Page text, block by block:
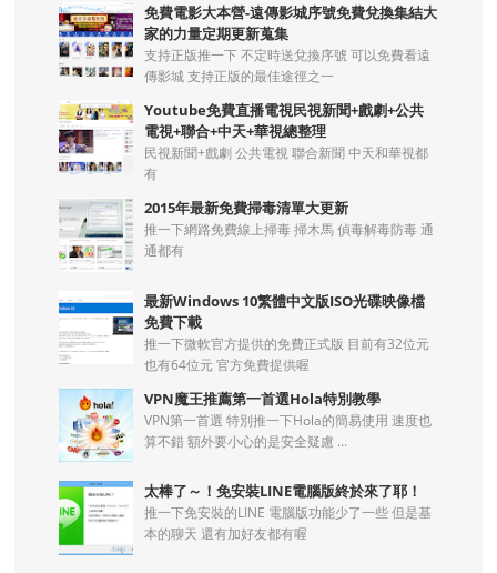
免費電影大本營-遠傳影城序號免費兌換集結大
家的力量定期更新蒐集
支持正版推一下 不定時送兌換序號 可以免費看遠
傳影城 支持正版的最佳途徑之一
Youtube免費直播電視民視新聞+戲劇+公共
電視+聯合+中天+華視總整理
民視新聞+戲劇 公共電視 聯合新聞 中天和華視都
有
2015年最新免費掃毒清單大更新
推一下網路免費線上掃毒 掃木馬 偵毒解毒防毒 通
通都有
最新Windows 10繁體中文版ISO光碟映像檔
免費下載
推一下微軟官方提供的免費正式版 目前有32位元
也有64位元 官方免費提供喔
VPN魔王推薦第一首選Hola特別教學
VPN第一首選 特別推一下Hola的簡易使用 速度也
算不錯 額外要小心的是安全疑慮 ...
太棒了～！免安裝LINE電腦版終於來了耶！
推一下免安裝的LINE 電腦版功能少了一些 但是基
本的聊天 還有加好友都有喔